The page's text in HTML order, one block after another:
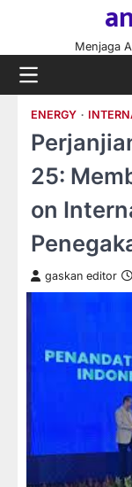
content
Menjaga
ENERGY
25:
on
gaskan editor